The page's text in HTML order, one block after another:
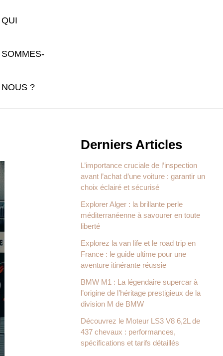
QUI
SOMMES-
NOUS ?
Derniers Articles
L’importance cruciale de l’inspection
avant l’achat d’une voiture : garantir un
choix éclairé et sécurisé
Explorer Alger : la brillante perle
méditerranéenne à savourer en toute
liberté
Explorez la van life et le road trip en
France : le guide ultime pour une
aventure itinérante réussie
BMW M1 : La légendaire supercar à
l’origine de l’héritage prestigieux de la
division M de BMW
Découvrez le Moteur LS3 V8 6,2L de
437 chevaux : performances,
spécifications et tarifs détaillés